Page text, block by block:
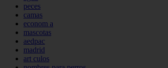
peces
camas
econom a
mascotas
aedpac
madrid
art culos